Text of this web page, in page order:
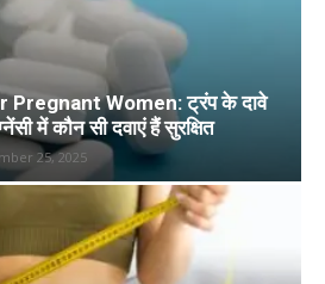
Women: ट्रंप के दावे
में कौन सी दवाएं हैं सुरक्षित
25, 2025